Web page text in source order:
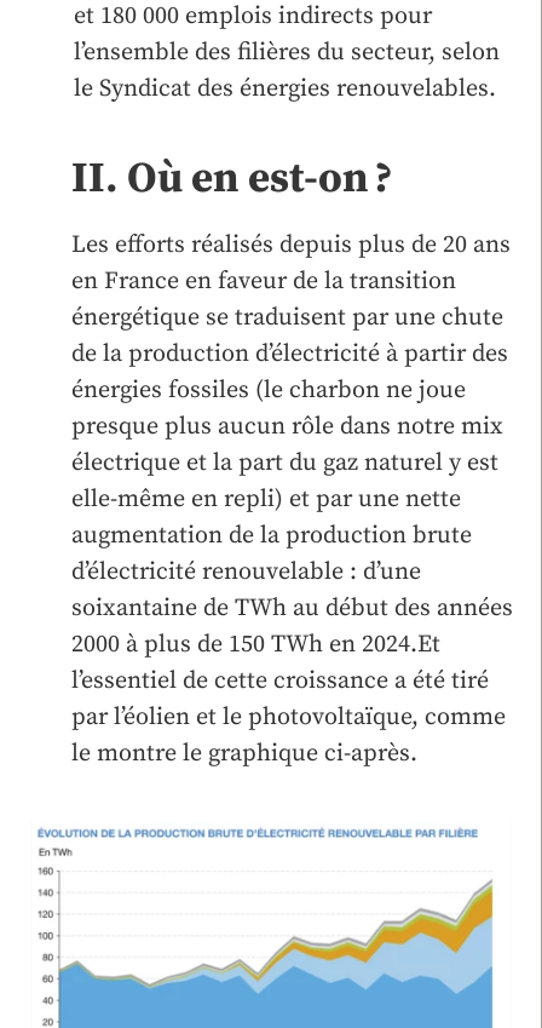
et 180 000 emplois indirects pour
l’ensemble des filières du secteur, selon
le Syndicat des énergies renouvelables.
II. Où en est-on ?
Les efforts réalisés depuis plus de 20 ans
en France en faveur de la transition
énergétique se traduisent par une chute
de la production d’électricité à partir des
énergies fossiles (le charbon ne joue
presque plus aucun rôle dans notre mix
électrique et la part du gaz naturel y est
elle-même en repli) et par une nette
augmentation de la production brute
d’électricité renouvelable : d’une
soixantaine de TWh au début des années
2000 à plus de 150 TWh en 2024.Et
l’essentiel de cette croissance a été tiré
par l’éolien et le photovoltaïque, comme
le montre le graphique ci-après.